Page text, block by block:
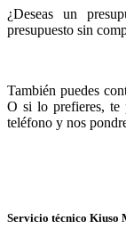
¿Deseas un
presupuesto sin
También puedes
O si lo prefieres, te
teléfono y nos
Servicio técnico Kiuso